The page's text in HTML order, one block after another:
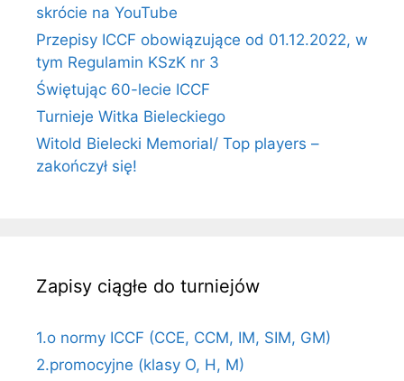
skrócie na YouTube
Przepisy ICCF obowiązujące od 01.12.2022, w
tym Regulamin KSzK nr 3
Świętując 60-lecie ICCF
Turnieje Witka Bieleckiego
Witold Bielecki Memorial/ Top players –
zakończył się!
Zapisy ciągłe do turniejów
1.o normy ICCF (CCE, CCM, IM, SIM, GM)
2.promocyjne (klasy O, H, M)